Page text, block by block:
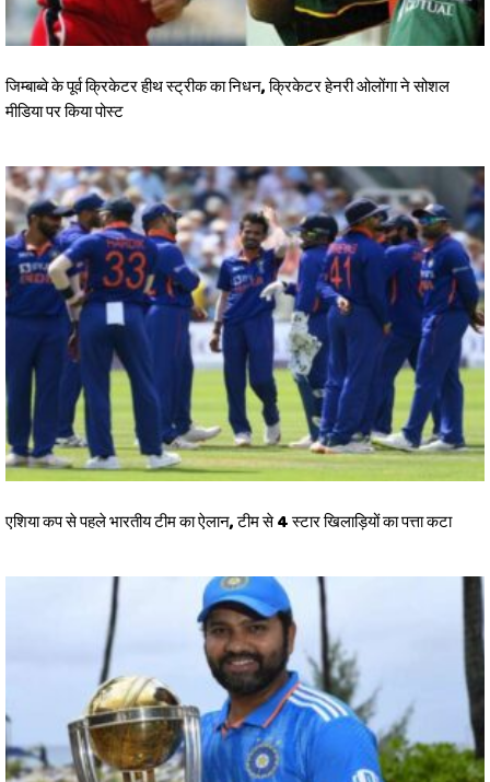
जिम्बाब्वे के पूर्व क्रिकेटर हीथ स्ट्रीक का निधन, क्रिकेटर हेनरी ओलोंगा ने सोशल
मीडिया पर किया पोस्ट
एशिया कप से पहले भारतीय टीम का ऐलान, टीम से 4 स्टार खिलाड़ियों का पत्ता कटा